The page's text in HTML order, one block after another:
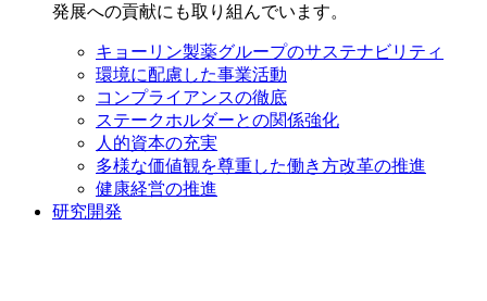
発展への貢献にも取り組んでいます。
キョーリン製薬グループのサステナビリティ
環境に配慮した事業活動
コンプライアンスの徹底
ステークホルダーとの関係強化
人的資本の充実
多様な価値観を尊重した働き方改革の推進
健康経営の推進
研究開発